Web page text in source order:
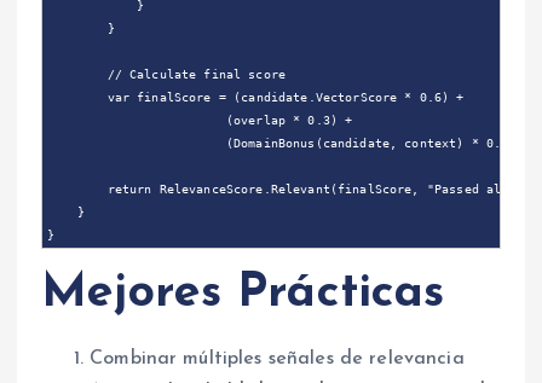
}
}
// Calculate final score
var
finalScore = ( candidate .VectorScore * 0.6)
+
(overlap * 0.3)
+
( DomainBonus ( candidate, context ) * 0.1
return RelevanceScore . Relevant ( finalScore,
"Passed all
}
}
Mejores Prácticas
Combinar múltiples señales de relevancia